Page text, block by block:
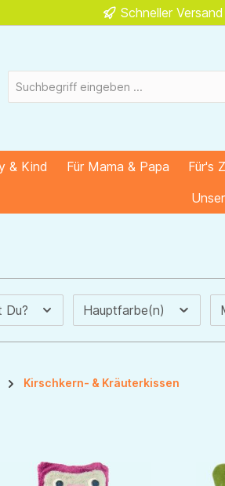
Schneller Versand
& Kind Für Mama & Papa Für's
Du? Hauptfarbe(n)
Kirschkern- & Kräuterkissen